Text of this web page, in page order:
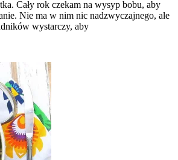
Cały rok czekam na wysyp bobu, aby
Nie ma w nim nic nadzwyczajnego, ale
wystarczy, aby